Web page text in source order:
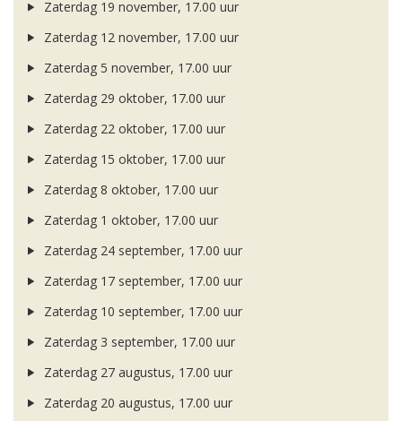
Zaterdag 19 november, 17.00 uur
Zaterdag 12 november, 17.00 uur
Zaterdag 5 november, 17.00 uur
Zaterdag 29 oktober, 17.00 uur
Zaterdag 22 oktober, 17.00 uur
Zaterdag 15 oktober, 17.00 uur
Zaterdag 8 oktober, 17.00 uur
Zaterdag 1 oktober, 17.00 uur
Zaterdag 24 september, 17.00 uur
Zaterdag 17 september, 17.00 uur
Zaterdag 10 september, 17.00 uur
Zaterdag 3 september, 17.00 uur
Zaterdag 27 augustus, 17.00 uur
Zaterdag 20 augustus, 17.00 uur